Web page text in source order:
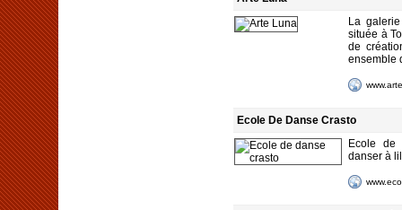
La
située à
de
ensemble
Ecole De Danse Crasto
Ecole de
danser à